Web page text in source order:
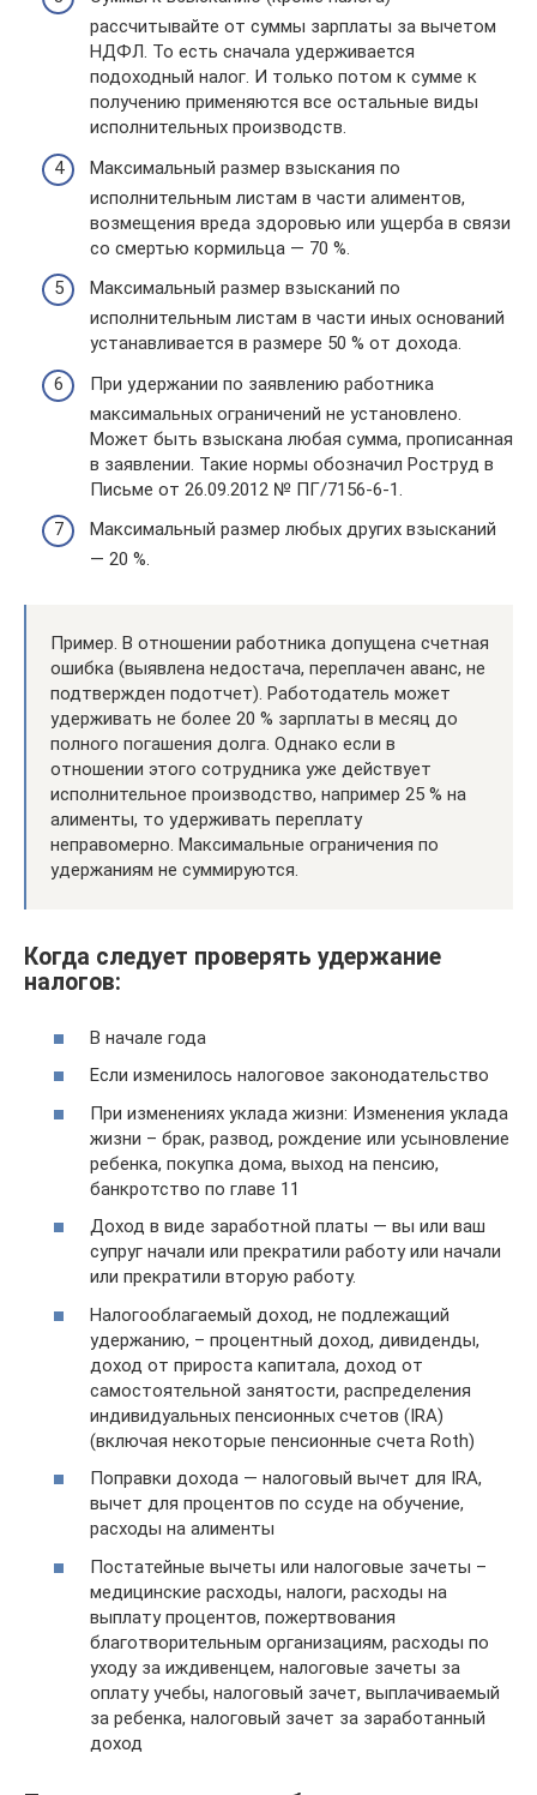
рассчитывайте от суммы зарплаты за вычетом
НДФЛ. То есть сначала удерживается
подоходный налог. И только потом к сумме к
получению применяются все остальные виды
исполнительных производств.
Максимальный размер взыскания по
исполнительным листам в части алиментов,
возмещения вреда здоровью или ущерба в связи
со смертью кормильца — 70 %.
Максимальный размер взысканий по
исполнительным листам в части иных оснований
устанавливается в размере 50 % от дохода.
При удержании по заявлению работника
максимальных ограничений не установлено.
Может быть взыскана любая сумма, прописанная
в заявлении. Такие нормы обозначил Роструд в
Письме от 26.09.2012 № ПГ/7156-6-1.
Максимальный размер любых других взысканий
— 20 %.
Пример. В отношении работника допущена счетная
ошибка (выявлена недостача, переплачен аванс, не
подтвержден подотчет). Работодатель может
удерживать не более 20 % зарплаты в месяц до
полного погашения долга. Однако если в
отношении этого сотрудника уже действует
исполнительное производство, например 25 % на
алименты, то удерживать переплату
неправомерно. Максимальные ограничения по
удержаниям не суммируются.
Когда следует проверять удержание
налогов:
В начале года
Если изменилось налоговое законодательство
При изменениях уклада жизни: Изменения уклада
жизни – брак, развод, рождение или усыновление
ребенка, покупка дома, выход на пенсию,
банкротство по главе 11
Доход в виде заработной платы — вы или ваш
супруг начали или прекратили работу или начали
или прекратили вторую работу.
Налогооблагаемый доход, не подлежащий
удержанию, – процентный доход, дивиденды,
доход от прироста капитала, доход от
самостоятельной занятости, распределения
индивидуальных пенсионных счетов (IRA)
(включая некоторые пенсионные счета Roth)
Поправки дохода — налоговый вычет для IRA,
вычет для процентов по ссуде на обучение,
расходы на алименты
Постатейные вычеты или налоговые зачеты –
медицинские расходы, налоги, расходы на
выплату процентов, пожертвования
благотворительным организациям, расходы по
уходу за иждивенцем, налоговые зачеты за
оплату учебы, налоговый зачет, выплачиваемый
за ребенка, налоговый зачет за заработанный
доход